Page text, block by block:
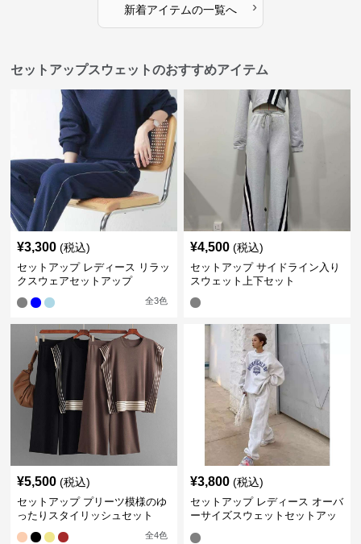
新着アイテムの一覧へ ›
セットアップスウェットのおすすめアイテム
¥3,300 (税込)
セットアップ レディース リラッ
クスウェアセットアップ
全3色
¥4,500 (税込)
セットアップ サイドライン入り
スウェット上下セット
¥5,500 (税込)
セットアップ プリーツ模様のゆ
ったりスタイリッシュセット
全4色
¥3,800 (税込)
セットアップ レディース オーバ
ーサイズスウェットセットアッ